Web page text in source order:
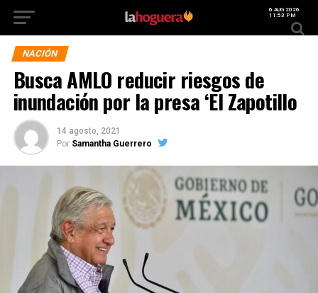
6 AUG 2026
11:53 PM
NACIÓN
Busca AMLO reducir riesgos de
inundación por la presa ‘El Zapotillo
14 agosto, 2021
Por Samantha Guerrero